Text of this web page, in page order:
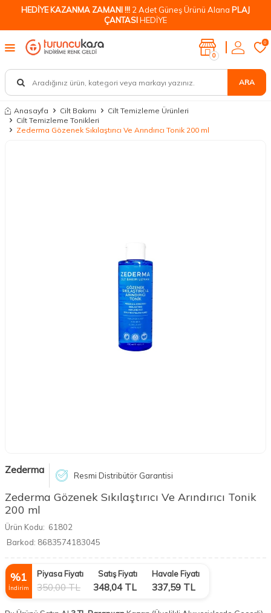
HEDİYE KAZANMA ZAMANI !!! 2 Adet Güneş Ürünü Alana PLAJ
ÇANTASIHEDİYE
ARA
0
0
Anasayfa Cilt Bakımı
Cilt Temizleme Ürünleri
Cilt Temizleme Tonikleri
Zederma Gözenek Sıkılaştırıcı Ve Arındırıcı Tonik 200 ml
Zederma Resmi Distribütör Garantisi
Zederma Gözenek Sıkılaştırıcı Ve Arındırıcı Tonik
200 ml
Ürün Kodu: 61802
Barkod: 8683574183045
%1
İndirim
Piyasa Fiyatı
350,00TL
Satış Fiyatı
348,04TL
Havale Fiyatı
337,59 TL